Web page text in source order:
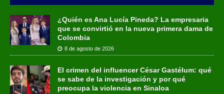
¿Quién es Ana Lucía Pineda? La empresaria
que se convirtió en la nueva primera dama de
Colombia
8 de agosto de 2026
El crimen del influencer César Gastélum: qué
se sabe de la investigación y por qué
preocupa la violencia en Sinaloa